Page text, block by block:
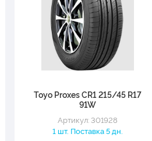
Toyo Proxes CR1 215/45 R17
91W
Артикул: 301928
1 шт. Поставка 5 дн.